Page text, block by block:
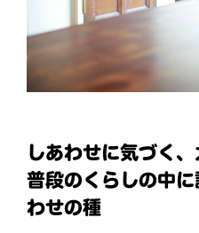
しあわせに気づく
普段のくらしの中
わせの種